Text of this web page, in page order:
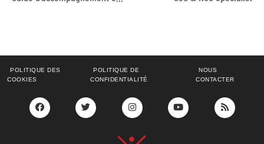
POLITIQUE DES
COOKIES
POLITIQUE DE
CONFIDENTIALITÉ
NOUS
CONTACTER